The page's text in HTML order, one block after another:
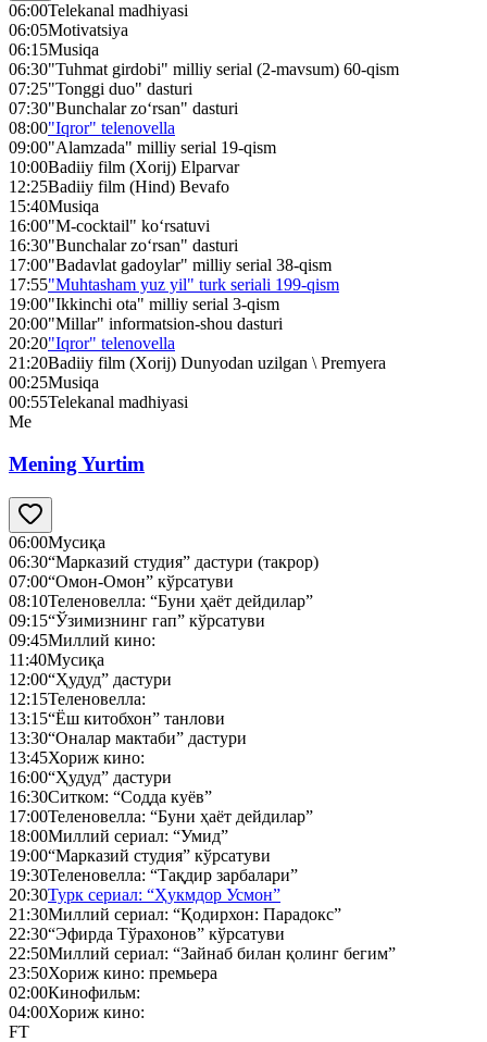
06:00Telekanal madhiyasi
06:05Motivatsiya
06:15Musiqa
06:30"Tuhmat girdobi" milliy serial (2-mavsum) 60-qism
07:25"Tonggi duo" dasturi
07:30"Bunchalar zo‘rsan" dasturi
08:00"Iqror" telenovella
09:00"Alamzada" milliy serial 19-qism
10:00Badiiy film (Xorij) Elparvar
12:25Badiiy film (Hind) Bevafo
15:40Musiqa
16:00"M-cocktail" ko‘rsatuvi
16:30"Bunchalar zo‘rsan" dasturi
17:00"Badavlat gadoylar" milliy serial 38-qism
17:55"Muhtasham yuz yil" turk seriali 199-qism
19:00"Ikkinchi ota" milliy serial 3-qism
20:00"Millar" informatsion-shou dasturi
20:20"Iqror" telenovella
21:20Badiiy film (Xorij) Dunyodan uzilgan \ Premyera
00:25Musiqa
00:55Telekanal madhiyasi
Me
Mening Yurtim
06:00Мусиқа
06:30“Марказий студия” дастури (такрор)
07:00“Омон-Омон” кўрсатуви
08:10Теленовелла: “Буни ҳаёт дейдилар”
09:15“Ўзимизнинг гап” кўрсатуви
09:45Миллий кино:
11:40Мусиқа
12:00“Ҳудуд” дастури
12:15Теленовелла:
13:15“Ёш китобхон” танлови
13:30“Оналар мактаби” дастури
13:45Хориж кино:
16:00“Ҳудуд” дастури
16:30Ситком: “Содда куёв”
17:00Теленовелла: “Буни ҳаёт дейдилар”
18:00Миллий сериал: “Умид”
19:00“Марказий студия” кўрсатуви
19:30Теленовелла: “Тақдир зарбалари”
20:30Турк сериал: “Ҳукмдор Усмон”
21:30Миллий сериал: “Қодирхон: Парадокс”
22:30“Эфирда Тўрахонов” кўрсатуви
22:50Миллий сериал: “Зайнаб билан қолинг бегим”
23:50Хориж кино: премьера
02:00Кинофильм:
04:00Хориж кино:
FT